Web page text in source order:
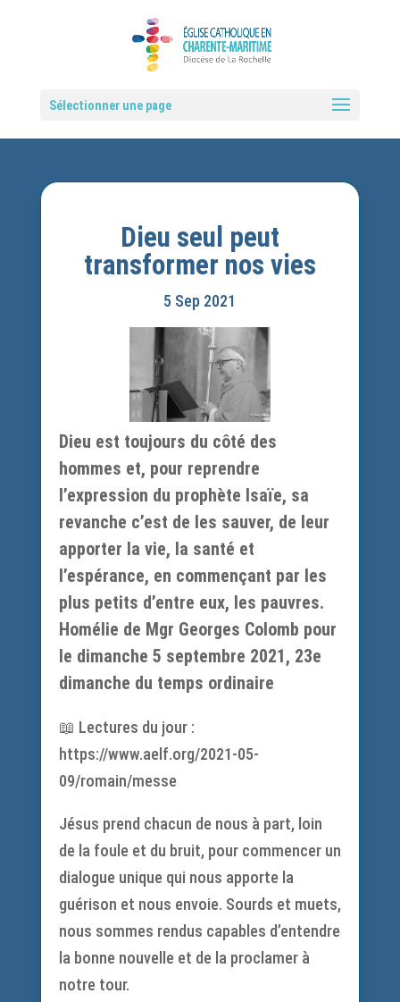
Sélectionner une page
Dieu seul peut
transformer nos vies
5 Sep 2021
Dieu est toujours du côté des
hommes et, pour reprendre
l’expression du prophète Isaïe, sa
revanche c’est de les sauver, de leur
apporter la vie, la santé et
l’espérance, en commençant par les
plus petits d’entre eux, les pauvres.
Homélie de Mgr Georges Colomb pour
le dimanche 5 septembre 2021, 23e
dimanche du temps ordinaire
📖 Lectures du jour :
https://www.aelf.org/2021-05-
09/romain/messe
Jésus prend chacun de nous à part, loin
de la foule et du bruit, pour commencer un
dialogue unique qui nous apporte la
guérison et nous envoie. Sourds et muets,
nous sommes rendus capables d’entendre
la bonne nouvelle et de la proclamer à
notre tour.